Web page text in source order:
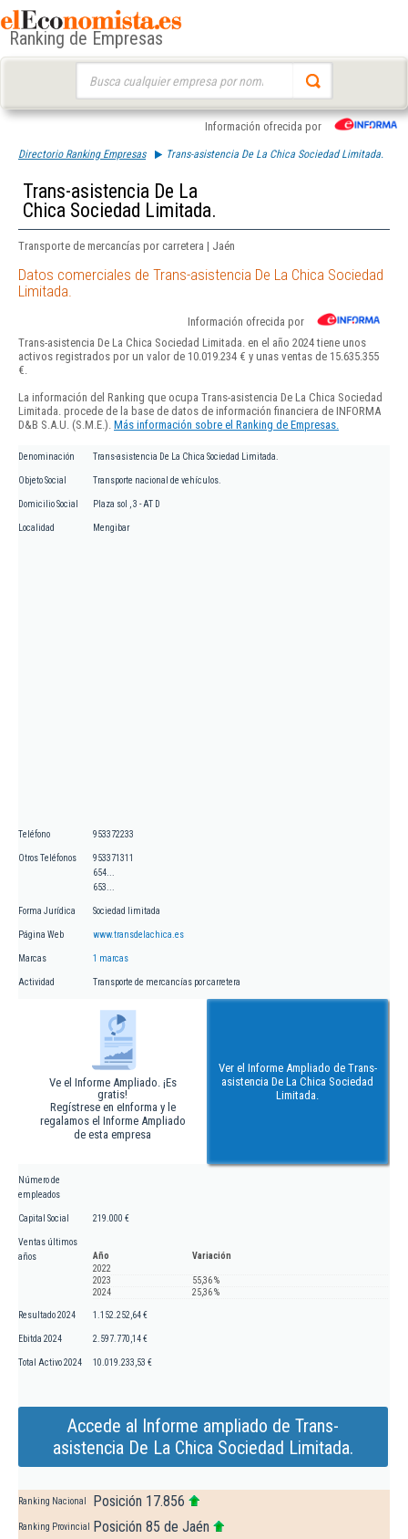
Ranking de Empresas
Información ofrecida por
Directorio Ranking Empresas Trans-asistencia De La Chica Sociedad Limitada.
Trans-asistencia De La
Chica Sociedad Limitada.
Transporte de mercancías por carretera | Jaén
Datos comerciales de Trans-asistencia De La Chica Sociedad
Limitada.
Información ofrecida por
Trans-asistencia De La Chica Sociedad Limitada. en el año 2024 tiene unos
activos registrados por un valor de 10.019.234 € y unas ventas de 15.635.355
€.
La información del Ranking que ocupa Trans-asistencia De La Chica Sociedad
Limitada. procede de la base de datos de información financiera de INFORMA
D&B S.A.U. (S.M.E.). Más información sobre el Ranking de Empresas.
Denominación Trans-asistencia De La Chica Sociedad Limitada.
Objeto Social Transporte nacional de vehículos.
Domicilio Social Plaza sol , 3 - AT D
Localidad Mengibar
Teléfono 953372233
Otros Teléfonos
953371311
654...
653...
Forma Jurídica Sociedad limitada
Página Web www.transdelachica.es
Marcas 1 marcas
Actividad Transporte de mercancías por carretera
Ve el Informe Ampliado. ¡Es
gratis!
Regístrese en eInforma y le
regalamos el Informe Ampliado
de esta empresa
Ver el Informe Ampliado de Trans-
asistencia De La Chica Sociedad
Limitada.
Número de
empleados
Capital Social 219.000 €
Ventas últimos
años
Año
Variación
2022
2023
55,36 %
2024
25,36 %
Resultado 2024 1.152.252,64 €
Ebitda 2024 2.597.770,14 €
Total Activo 2024 10.019.233,53 €
Accede al Informe ampliado de Trans-
asistencia De La Chica Sociedad Limitada.
Ranking Nacional Posición 17.856
Ranking Provincial Posición 85 de Jaén